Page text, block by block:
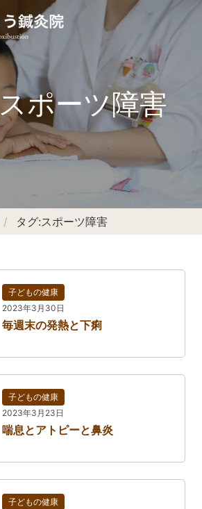
スポーツ障害
タグ:スポーツ障害
子どもの健康
2023年3月30日
毎週末の発熱と下痢
子どもの健康
2023年3月23日
喘息とアトピーと鼻炎
子どもの健康